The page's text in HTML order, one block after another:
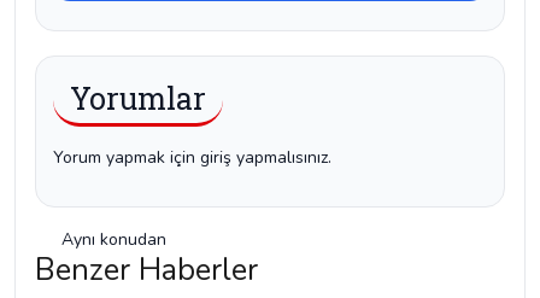
Yorumlar
Yorum yapmak için giriş yapmalısınız.
Aynı konudan
Benzer Haberler